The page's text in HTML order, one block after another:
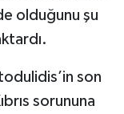
olduğunu şu
son
sorununa